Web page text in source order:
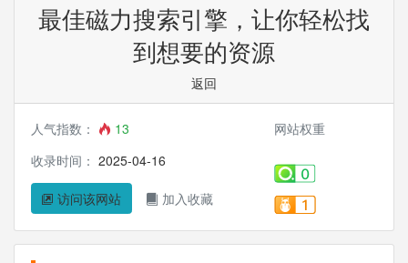
最佳磁力搜索引擎，让你轻松找
到想要的资源
返回
人气指数：
13
收录时间： 2025-04-16
访问该网站 加入收藏
网站权重